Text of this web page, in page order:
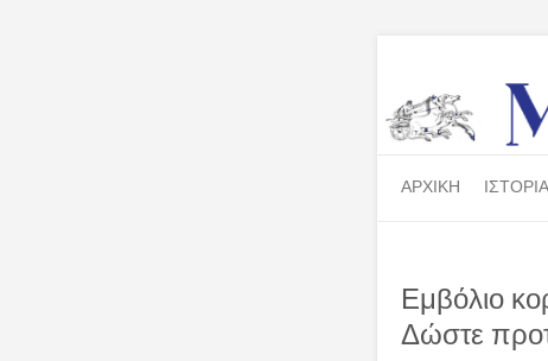
ΑΡΧΙΚΗ ΙΣΤΟΡΙΑ
Εμβόλιο
Δώστε